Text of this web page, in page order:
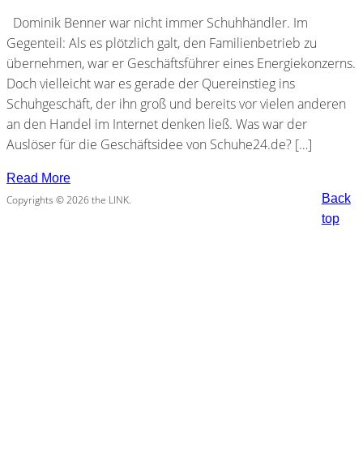
Dominik Benner war nicht immer Schuhhändler. Im
Gegenteil: Als es plötzlich galt, den Familienbetrieb zu
übernehmen, war er Geschäftsführer eines Energiekonzerns.
Doch vielleicht war es gerade der Quereinstieg ins
Schuhgeschäft, der ihn groß und bereits vor vielen anderen
an den Handel im Internet denken ließ. Was war der
Auslöser für die Geschäftsidee von Schuhe24.de? […]
Read More
Copyrights © 2026 the LINK.
Back
top